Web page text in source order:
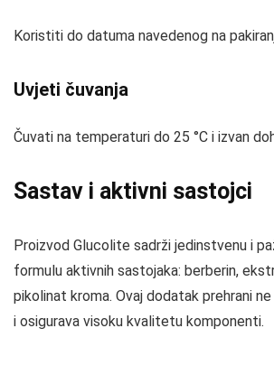
Koristiti do datuma navedenog na
Uvjeti čuvanja
Čuvati na temperaturi do 25 °C i izvan
Sastav i aktivni sastojci
Proizvod Glucolite sadrži jedinstvenu i
formulu aktivnih sastojaka: berberin,
pikolinat kroma. Ovaj dodatak prehrani
i osigurava visoku kvalitetu komponenti.